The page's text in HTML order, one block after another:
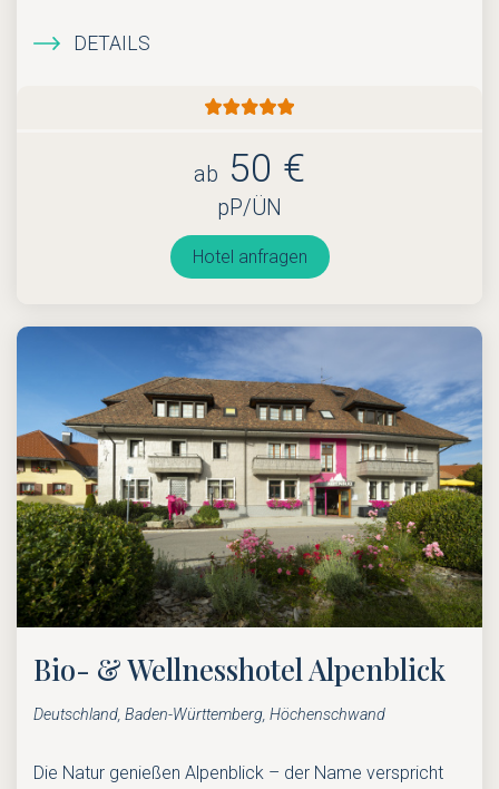
DETAILS
ab 50 €
pP/ÜN
Hotel anfragen
Bio- & Wellnesshotel Alpenblick
Deutschland, Baden-Württemberg, Höchenschwand
Die Natur genießen Alpenblick – der Name verspricht